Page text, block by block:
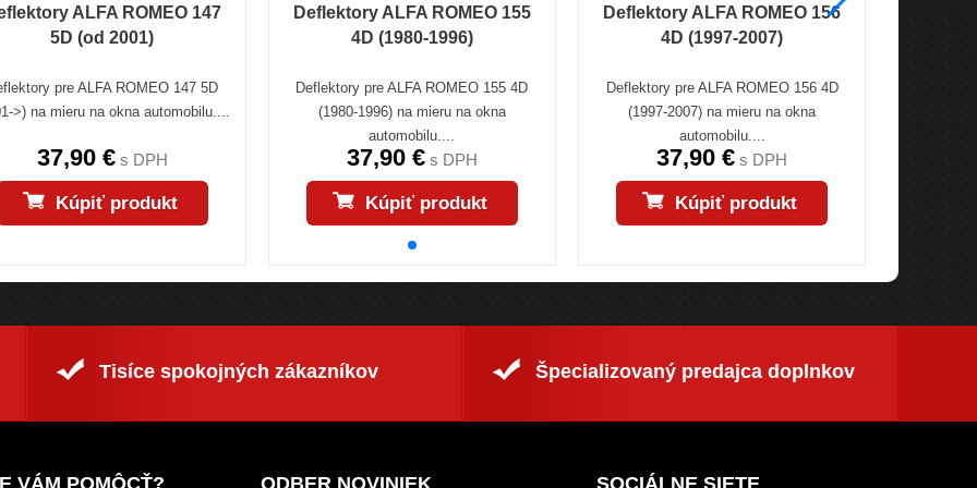
ALFA ROMEO 147
5D (od 2001)
pre ALFA ROMEO 147 5D
>) na mieru na okna automobilu....
37,90 €s DPH
Kúpiť produkt
Deflektory ALFA ROMEO 155
4D (1980-1996)
Deflektory pre ALFA ROMEO 155 4D
(1980-1996) na mieru na okna
automobilu....
37,90 €s DPH
Kúpiť produkt
Deflektory ALFA ROMEO 156
4D (1997-2007)
Deflektory pre ALFA ROMEO 156 4D
(1997-2007) na mieru na okna
automobilu....
37,90 € s DPH
Kúpiť produkt
Tisíce spokojných zákazníkov Špecializovaný predajca doplnkov
VÁM POMÔCŤ? ODBER NOVINIEK SOCIÁLNE SIETE